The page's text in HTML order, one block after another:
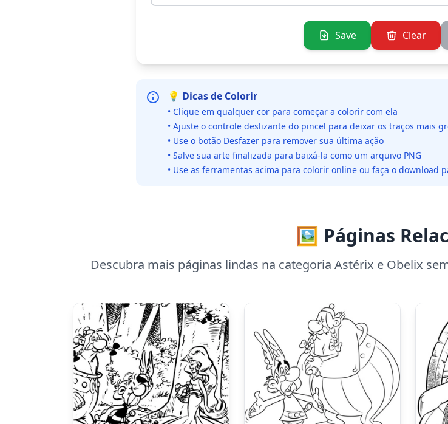
Save Clear
💡 Dicas de Colorir
• Clique em qualquer cor para começar a colorir com ela
• Ajuste o controle deslizante do pincel para deixar os traços mais
• Use o botão Desfazer para remover sua última ação
• Salve sua arte finalizada para baixá-la como um arquivo PNG
• Use as ferramentas acima para colorir online ou faça o download
🖼️ Páginas
Descubra mais páginas lindas na categoria Astérix e Obelix